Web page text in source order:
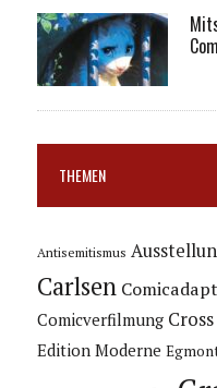
THEMEN
Antisemitismus
Carlsen
Comicverfilmung
Edition Moderne